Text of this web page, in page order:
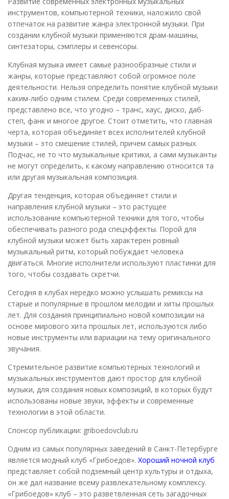
инструментов, компьютерной техники, наложило свой
отпечаток на развитие жанра электронной музыки. При
создании клубной музыки применяются драм-машины,
синтезаторы, сэмплеры и севенсоры.
Клубная музыка имеет самые разнообразные стили и
жанры, которые представляют собой огромное поле
деятельности. Нельзя определить понятие клубной музыки
каким-либо одним стилем. Среди современных стилей,
представлено все, что угодно – транс, хаус, диско, даб-
степ, фанк и многое другое. Стоит отметить, что главная
черта, которая объединяет всех исполнителей клубной
музыки – это смешение стилей, причем самых разных.
Подчас, не то что музыкальные критики, а сами музыканты
не могут определить, к какому направлению относится та
или другая музыкальная композиция.
Другая тенденция, которая объединяет стили и
направления клубной музыки – это растущее
использование компьютерной техники для того, чтобы
обеспечивать разного рода спецэффекты. Порой для
клубной музыки может быть характерен ровный
музыкальный ритм, который побуждает человека
двигаться. Многие исполнители используют пластинки для
того, чтобы создавать скретчи.
Сегодня в клубах нередко можно услышать ремиксы на
старые и популярные в прошлом мелодии и хиты прошлых
лет. Для создания принципиально новой композиции на
основе мирового хита прошлых лет, используются либо
новые инструменты или вариации на тему оригинального
звучания.
Стремительное развитие компьютерных технологий и
музыкальных инструментов дают простор для клубной
музыки, для создания новых композиций, в которых будут
использованы новые звуки, эффекты и современные
технологии в этой области.
Спонсор публикации: griboedovclub.ru
Одним из самых популярных заведений в Санкт-Петербурге
является модный клуб «Грибоедов». Хороший ночной клуб
представляет собой подземный центр культуры и отдыха,
он же дал название всему развлекательному комплексу.
«Грибоедов» клуб – это разветвленная сеть загадочных